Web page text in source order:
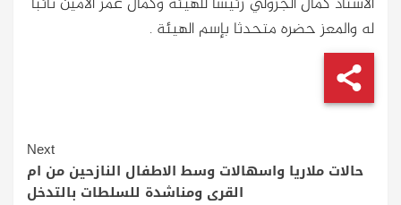
له والمعز حضره متحدثا بإسم الهيئة .
Reading
Next
حالات ملاريا واسهالات وسط الاطفال النازحين من ام
القرى ومناشدة للسلطات بالتدخل